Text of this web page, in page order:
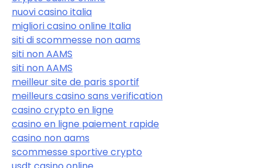
nuovi casino italia
migliori casino online Italia
siti di scommesse non aams
siti non AAMS
siti non AAMS
meilleur site de paris sportif
meilleurs casino sans verification
casino crypto en ligne
casino en ligne paiement rapide
casino non aams
scommesse sportive crypto